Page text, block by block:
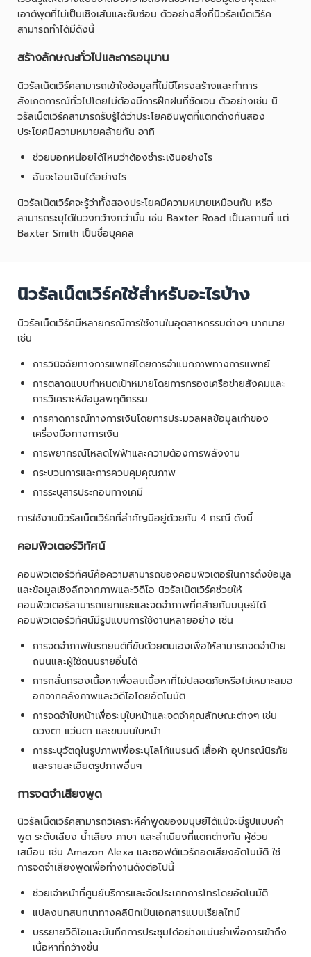
เอาต์พุตที่ไม่เป็นเชิงเส้นและซับซ้อน ตัวอย่างสิ่งที่นิวรัลเน็ตเวิร์ค
สามารถทำได้มีดังนี้
สร้างลักษณะทั่วไปและการอนุมาน
นิวรัลเน็ตเวิร์คสามารถเข้าใจข้อมูลที่ไม่มีโครงสร้างและทำการ
สังเกตการณ์ทั่วไปโดยไม่ต้องมีการฝึกฝนที่ชัดเจน ตัวอย่างเช่น นิ
วรัลเน็ตเวิร์คสามารถรับรู้ได้ว่าประโยคอินพุตที่แตกต่างกันสอง
ประโยคมีความหมายคล้ายกัน อาทิ
ช่วยบอกหน่อยได้ไหมว่าต้องชำระเงินอย่างไร
ฉันจะโอนเงินได้อย่างไร
นิวรัลเน็ตเวิร์คจะรู้ว่าทั้งสองประโยคมีความหมายเหมือนกัน หรือ
สามารถระบุได้ในวงกว้างกว่านั้น เช่น Baxter Road เป็นสถานที่ แต่
Baxter Smith เป็นชื่อบุคคล
นิวรัลเน็ตเวิร์คใช้สำหรับอะไรบ้าง
นิวรัลเน็ตเวิร์คมีหลายกรณีการใช้งานในอุตสาหกรรมต่างๆ มากมาย
เช่น
การวินิจฉัยทางการแพทย์โดยการจำแนกภาพทางการแพทย์
การตลาดแบบกำหนดเป้าหมายโดยการกรองเครือข่ายสังคมและ
การวิเคราะห์ข้อมูลพฤติกรรม
การคาดการณ์ทางการเงินโดยการประมวลผลข้อมูลเก่าของ
เครื่องมือทางการเงิน
การพยากรณ์โหลดไฟฟ้าและความต้องการพลังงาน
กระบวนการและการควบคุมคุณภาพ
การระบุสารประกอบทางเคมี
การใช้งานนิวรัลเน็ตเวิร์คที่สำคัญมีอยู่ด้วยกัน 4 กรณี ดังนี้
คอมพิวเตอร์วิทัศน์
คอมพิวเตอร์วิทัศน์คือความสามารถของคอมพิวเตอร์ในการดึงข้อมูล
และข้อมูลเชิงลึกจากภาพและวิดีโอ นิวรัลเน็ตเวิร์คช่วยให้
คอมพิวเตอร์สามารถแยกแยะและจดจำภาพที่คล้ายกับมนุษย์ได้
คอมพิวเตอร์วิทัศน์มีรูปแบบการใช้งานหลายอย่าง เช่น
การจดจำภาพในรถยนต์ที่ขับด้วยตนเองเพื่อให้สามารถจดจำป้าย
ถนนและผู้ใช้ถนนรายอื่นได้
การกลั่นกรองเนื้อหาเพื่อลบเนื้อหาที่ไม่ปลอดภัยหรือไม่เหมาะสมอ
อกจากคลังภาพและวิดีโอโดยอัตโนมัติ
การจดจำใบหน้าเพื่อระบุใบหน้าและจดจำคุณลักษณะต่างๆ เช่น
ดวงตา แว่นตา และขนบนใบหน้า
การระบุวัตถุในรูปภาพเพื่อระบุโลโก้แบรนด์ เสื้อผ้า อุปกรณ์นิรภัย
และรายละเอียดรูปภาพอื่นๆ
การจดจำเสียงพูด
นิวรัลเน็ตเวิร์คสามารถวิเคราะห์คำพูดของมนุษย์ได้แม้จะมีรูปแบบคำ
พูด ระดับเสียง น้ำเสียง ภาษา และสำเนียงที่แตกต่างกัน ผู้ช่วย
เสมือน เช่น Amazon Alexa และซอฟต์แวร์ถอดเสียงอัตโนมัติ ใช้
การจดจำเสียงพูดเพื่อทำงานดังต่อไปนี้
ช่วยเจ้าหน้าที่ศูนย์บริการและจัดประเภทการโทรโดยอัตโนมัติ
แปลงบทสนทนาทางคลินิกเป็นเอกสารแบบเรียลไทม์
บรรยายวิดีโอและบันทึกการประชุมได้อย่างแม่นยำเพื่อการเข้าถึง
เนื้อหาที่กว้างขึ้น